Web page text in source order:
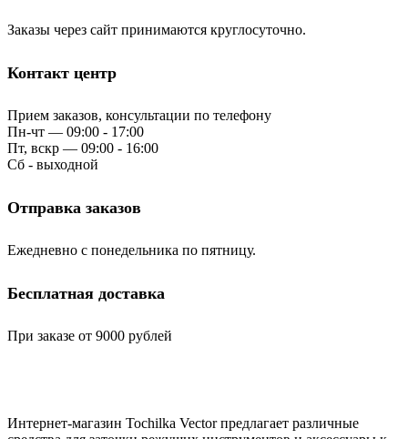
Заказы через сайт принимаются круглосуточно.
Контакт центр
Прием заказов, консультации по телефону
Пн-чт — 09:00 - 17:00
Пт, вскр — 09:00 - 16:00
Сб - выходной
Отправка заказов
Ежедневно с понедельника по пятницу.
Бесплатная доставка
При заказе от 9000 рублей
Интернет-магазин Tochilka Vector предлагает различные